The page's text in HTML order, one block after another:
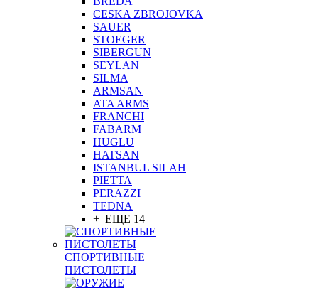
CESKA ZBROJOVKA
SAUER
STOEGER
SIBERGUN
SEYLAN
SILMA
ARMSAN
ATA ARMS
FRANCHI
FABARM
HUGLU
HATSAN
ISTANBUL SILAH
PIETTA
PERAZZI
TEDNA
+ ЕЩЕ 14
СПОРТИВНЫЕ
ПИСТОЛЕТЫ